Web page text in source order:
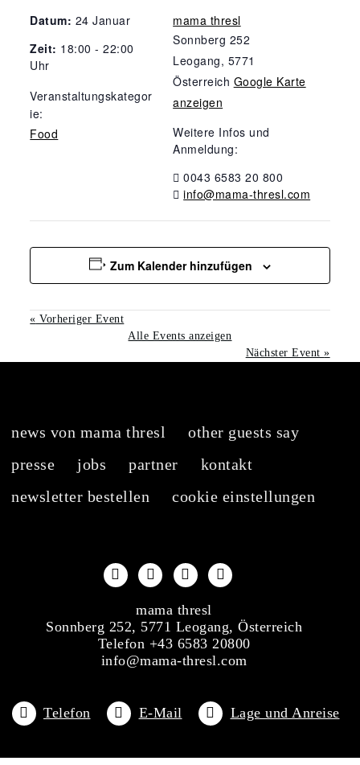
Datum: 24 Januar
Zeit: 18:00 - 22:00
Uhr
Veranstaltungskategor
ie:
Food
mama thresl
Sonnberg 252
Leogang, 5771
Österreich Google Karte
anzeigen
Weitere Infos und
Anmeldung:
0043 6583 20 800
info@mama-thresl.com
Zum Kalender hinzufügen
« Vorheriger Event
Alle Events anzeigen
Nächster Event»
news von mama thresl
other guests say
presse
jobs partner
kontakt
newsletter bestellen
cookie einstellungen
mama thresl
Sonnberg 252, 5771 Leogang, Österreich
Telefon +43 6583 20800
info@mama-thresl.com
Telefon E-Mail Lage und Anreise